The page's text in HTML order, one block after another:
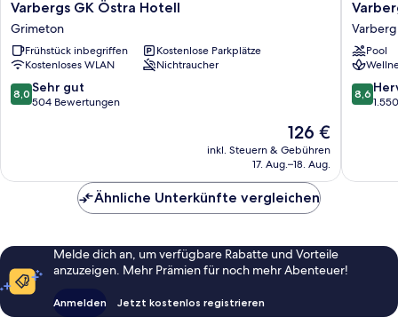
Varbergs
GK
Östra
Hotell
Grimeton
Varbergs GK Östra Hotell
Grimeton
Frühstück inbegriffen
Kostenlose Parkplätze
Kostenloses WLAN
Nichtraucher
8.0
von
Bewertungen
8,0 Sehr gut
504 Bewertungen
Der
Preis
beträgt
126 €
inkl. Steuern & Gebühren
17. Aug.–18. Aug.
Varberg
Varberg
Pool
8.6
von
8,6
Ähnliche Unterkünfte vergleichen
Melde dich an, um verfügbare Rabatte und Vorteile
anzuzeigen. Mehr Prämien für noch mehr Abenteuer!
Anmelden Jetzt kostenlos registrieren